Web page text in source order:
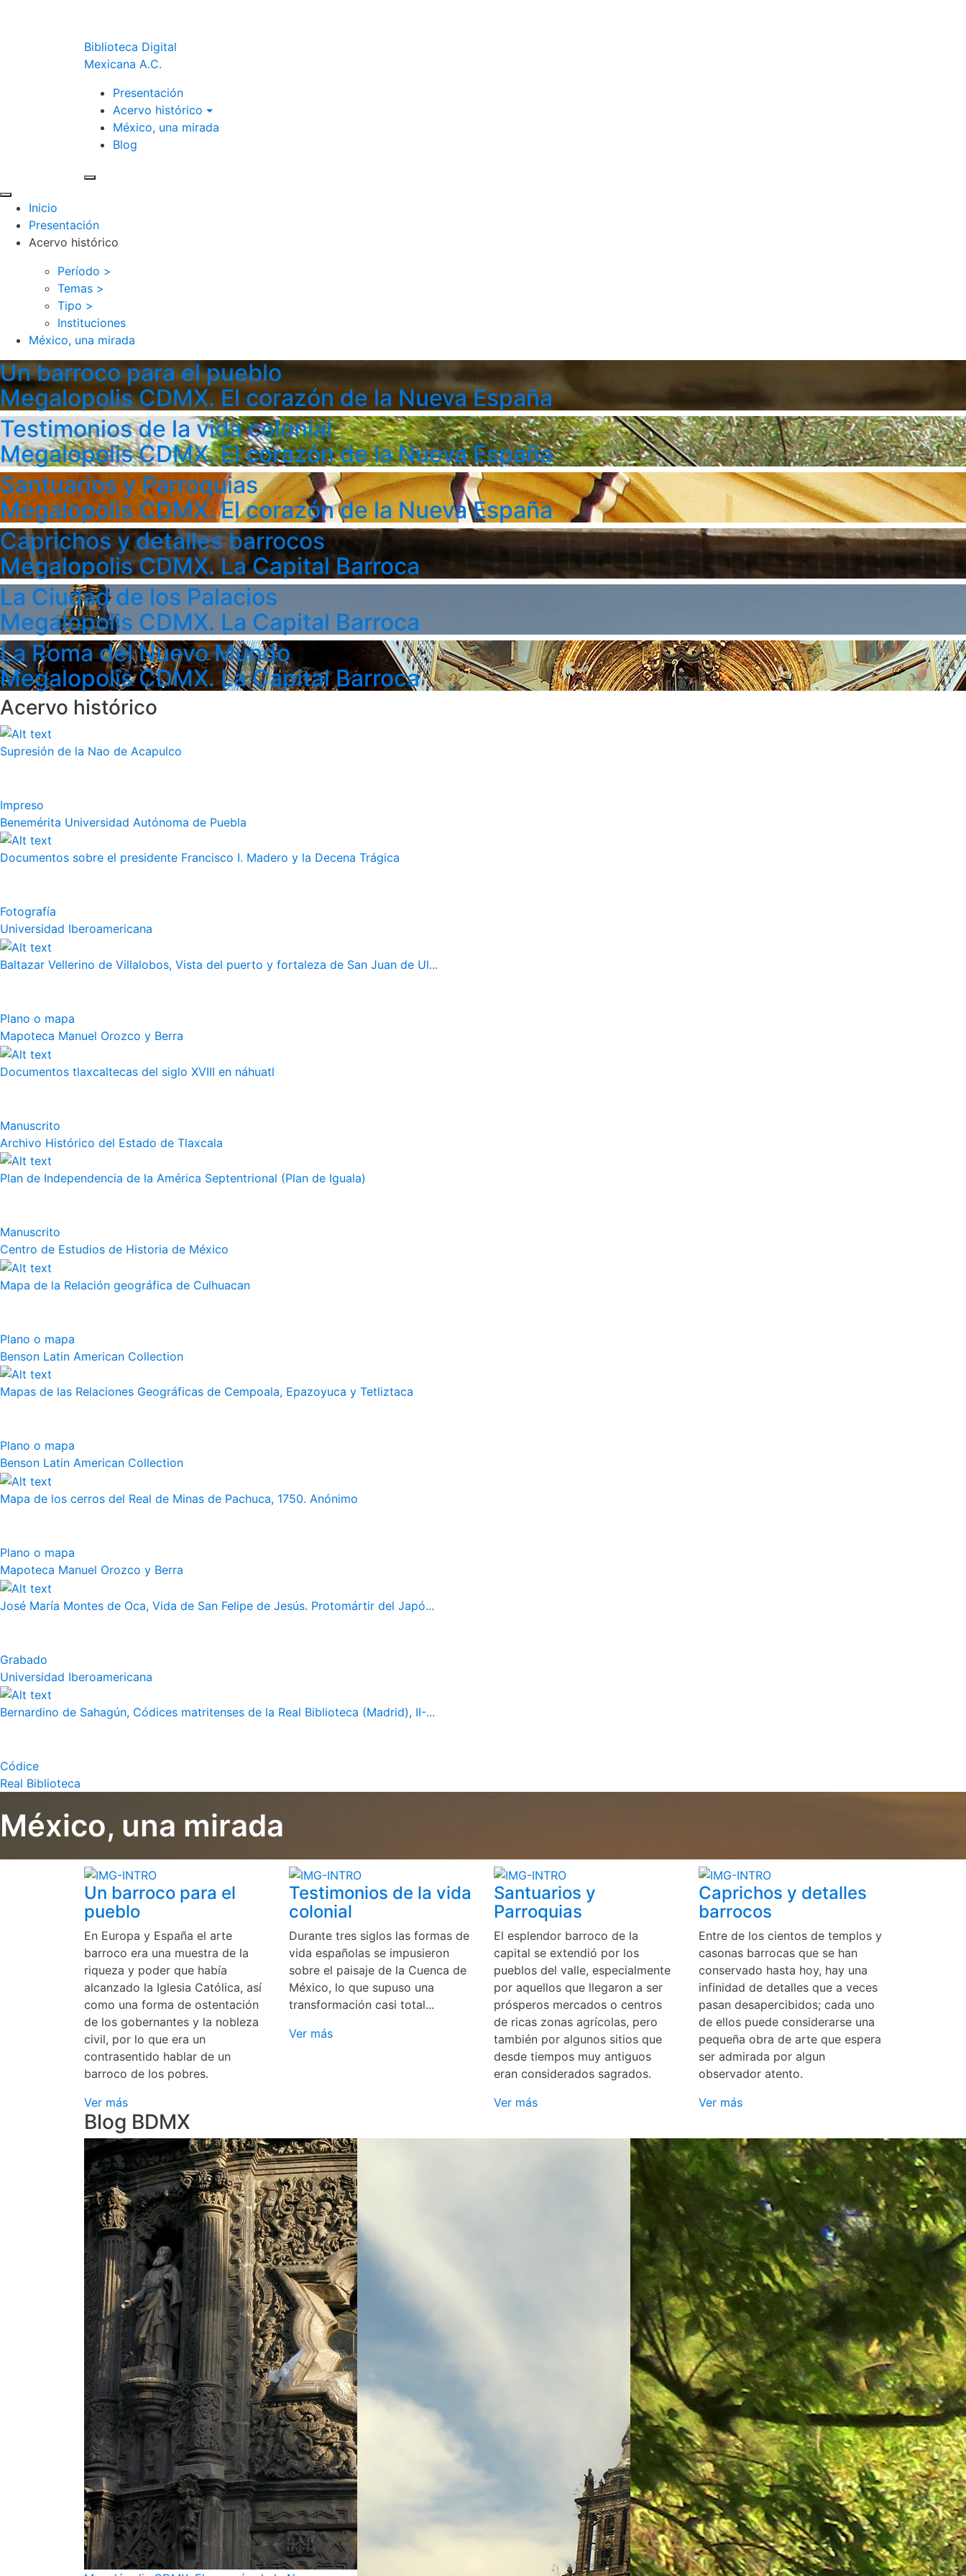
Biblioteca Digital
Mexicana A.C.
Presentación
Acervo histórico
México, una mirada
Blog
Inicio
Presentación
Acervo histórico
Período >
Temas >
Tipo >
Instituciones
México, una mirada
Un barroco para el pueblo
Megalopolis CDMX. El corazón de la Nueva España
Testimonios de la vida colonial
Megalopolis CDMX. El corazón de la Nueva España
Santuarios y Parroquias
Megalopolis CDMX. El corazón de la Nueva España
Caprichos y detalles barrocos
Megalopolis CDMX. La Capital Barroca
La Ciudad de los Palacios
Megalopolis CDMX. La Capital Barroca
La Roma del Nuevo Mundo
Megalopolis CDMX. La Capital Barroca
Acervo histórico
Supresión de la Nao de Acapulco
Impreso
Benemérita Universidad Autónoma de Puebla
Documentos sobre el presidente Francisco I. Madero y la Decena Trágica
Fotografía
Universidad Iberoamericana
Baltazar Vellerino de Villalobos, Vista del puerto y fortaleza de San Juan de Ul...
Plano o mapa
Mapoteca Manuel Orozco y Berra
Documentos tlaxcaltecas del siglo XVIII en náhuatl
Manuscrito
Archivo Histórico del Estado de Tlaxcala
Plan de Independencia de la América Septentrional (Plan de Iguala)
Manuscrito
Centro de Estudios de Historia de México
Mapa de la Relación geográfica de Culhuacan
Plano o mapa
Benson Latin American Collection
Mapas de las Relaciones Geográficas de Cempoala, Epazoyuca y Tetliztaca
Plano o mapa
Benson Latin American Collection
Mapa de los cerros del Real de Minas de Pachuca, 1750. Anónimo
Plano o mapa
Mapoteca Manuel Orozco y Berra
José María Montes de Oca, Vida de San Felipe de Jesús. Protomártir del Japó...
Grabado
Universidad Iberoamericana
Bernardino de Sahagún, Códices matritenses de la Real Biblioteca (Madrid), II-...
Códice
Real Biblioteca
México, una mirada
Un barroco para el
pueblo
En Europa y España el arte
barroco era una muestra de la
riqueza y poder que había
alcanzado la Iglesia Católica, así
como una forma de ostentación
de los gobernantes y la nobleza
civil, por lo que era un
contrasentido hablar de un
barroco de los pobres.
Ver más
Testimonios de la vida
colonial
Durante tres siglos las formas de
vida españolas se impusieron
sobre el paisaje de la Cuenca de
México, lo que supuso una
transformación casi total...
Ver más
Santuarios y
Parroquias
El esplendor barroco de la
capital se extendió por los
pueblos del valle, especialmente
por aquellos que llegaron a ser
prósperos mercados o centros
de ricas zonas agrícolas, pero
también por algunos sitios que
desde tiempos muy antiguos
eran considerados sagrados.
Ver más
Caprichos y detalles
barrocos
Entre de los cientos de templos y
casonas barrocas que se han
conservado hasta hoy, hay una
infinidad de detalles que a veces
pasan desapercibidos; cada uno
de ellos puede considerarse una
pequeña obra de arte que espera
ser admirada por algun
observador atento.
Ver más
Blog BDMX